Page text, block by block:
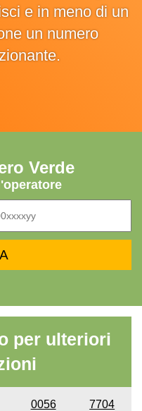
e in meno di un
un numero
Verde
per ulteriori
0056 7704